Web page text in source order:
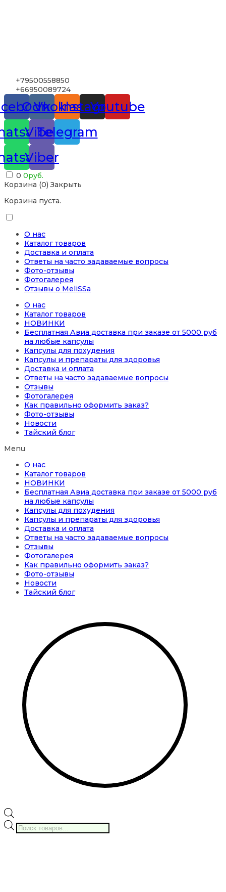
+79500558850
+66950089724
Vk
Odnoklassniki
Instagram
Youtube
Viber
Telegram
Viber
0 0руб.
Корзина (0) Закрыть
Корзина пуста.
О нас
Каталог товаров
Доставка и оплата
Ответы на часто задаваемые вопросы
Фото-отзывы
Фотогалерея
Отзывы о MeliSSa
О нас
Каталог товаров
НОВИНКИ
Бесплатная Авиа доставка при заказе от 5000 руб
на любые капсулы
Капсулы для похудения
Капсулы и препараты для здоровья
Доставка и оплата
Ответы на часто задаваемые вопросы
Отзывы
Фотогалерея
Как правильно оформить заказ?
Фото-отзывы
Новости
Тайский блог
Menu
О нас
Каталог товаров
НОВИНКИ
Бесплатная Авиа доставка при заказе от 5000 руб
на любые капсулы
Капсулы для похудения
Капсулы и препараты для здоровья
Доставка и оплата
Ответы на часто задаваемые вопросы
Отзывы
Фотогалерея
Как правильно оформить заказ?
Фото-отзывы
Новости
Тайский блог
Поиск
товаров